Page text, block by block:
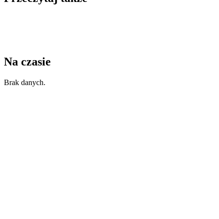
Na czasie
Brak danych.